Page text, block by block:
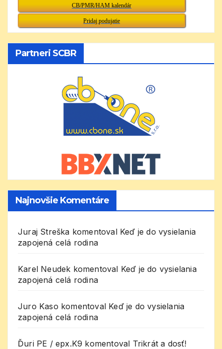
CB/PMR/HAM kalendár
Pridaj podujatie
Partneri SCBR
Najnovšie Komentáre
Juraj Streška komentoval Keď je do vysielania
zapojená celá rodina
Karel Neudek komentoval Keď je do vysielania
zapojená celá rodina
Juro Kaso komentoval Keď je do vysielania
zapojená celá rodina
Ďuri PE / epx.K9 komentoval Trikrát a dosť!